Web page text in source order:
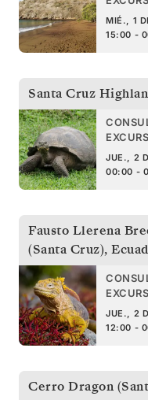
MIÉ., 1
15:00 -
Santa Cruz
JUE., 2
00:00 -
Fausto Llerena
(Santa Cruz),
JUE., 2
12:00 -
Cerro Dragon